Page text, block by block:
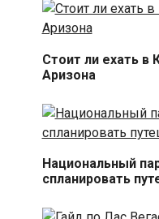
Стоит ли ехать в
Аризона
Национальный
спланировать